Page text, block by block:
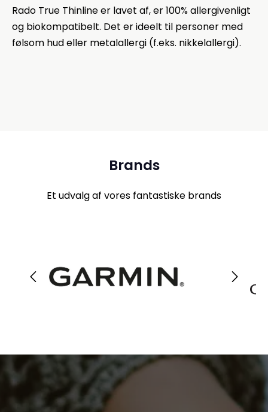
Rado True Thinline er lavet af, er 100% allergivenligt
og biokompatibelt. Det er ideelt til personer med
følsom hud eller metalallergi (f.eks. nikkelallergi).
Brands
Et udvalg af vores fantastiske brands